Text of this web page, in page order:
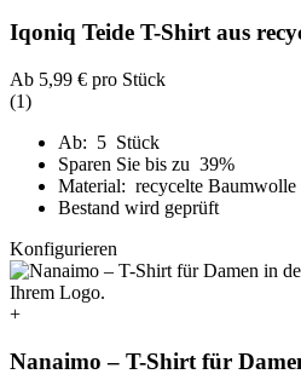
Iqoniq Teide T-Shirt aus
Ab 5,99 € pro Stück
(1)
Ab: 5 Stück
Sparen Sie bis zu 39%
Material: recycelte Baumwolle
Bestand wird geprüft
Konfigurieren
+
Nanaimo – T-Shirt für